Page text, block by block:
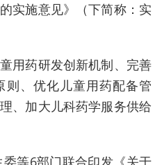
实施意见》（下简称：实
用药研发创新机制、完善
则、优化儿童用药配备管
、加大儿科药学服务供给